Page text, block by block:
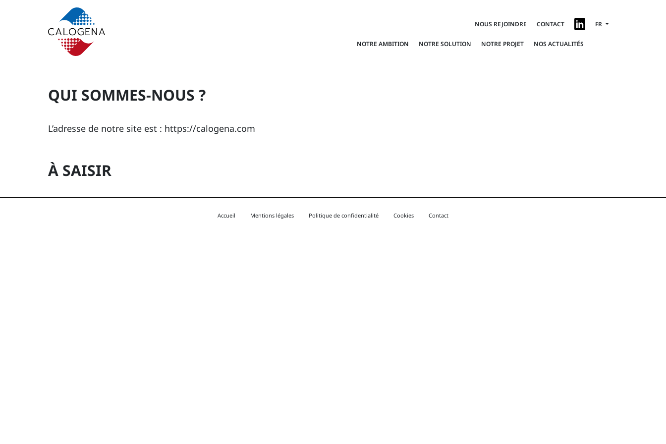
NOUS REJOINDRE CONTACT FR
NOTRE AMBITION NOTRE SOLUTION NOTRE PROJET NOS ACTUALITÉS
QUI SOMMES-NOUS ?
L’adresse de notre site est : https://calogena.com
À SAISIR
Accueil Mentions légales Politique de confidentialité Cookies Contact